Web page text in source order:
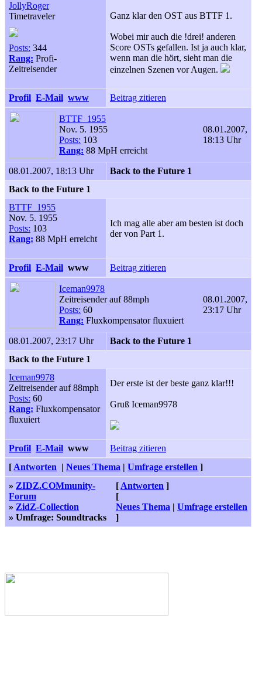
JollyRoger
Timetraveler
Posts: 344
Rang: Profi-
Zeitreisender
Ganz klar den OST aus BTTF 1.
Wobei mir auch die !drei! anderen
Score OSTs gefallen. Ist ja auch klar,
wenn man die hört, sieht man die
einzelnen Szenen vor Augen.
Profil E-Mail www Beitrag zitieren
BTTF_1955
Nov. 5. 1955
Posts: 103
Rang: 88 MpH erreicht
08.01.2007,
18:13 Uhr
08.01.2007, 18:13 Uhr
Back to the Future 1
Back to the Future 1
BTTF_1955
Nov. 5. 1955
Posts: 103
Rang: 88 MpH erreicht
Ich mag alle aber am besten ist doch
der von Part 1.
Profil E-Mail www Beitrag zitieren
Iceman9978
Zeitreisender auf 88mph
Posts: 60
Rang: Fluxkompensator fluxuiert
08.01.2007,
23:17 Uhr
08.01.2007, 23:17 Uhr
Back to the Future 1
Back to the Future 1
Iceman9978
Zeitreisender auf 88mph
Posts: 60
Rang: Fluxkompensator
fluxuiert
Der erste ist der beste ganz klar!!!
Gruß Iceman9978
Profil E-Mail www
Beitrag zitieren
[ Antworten | Neues Thema | Umfrage erstellen ]
» ZIDZ.COMmunity-
Forum
» ZidZ-Collection
» Umfrage: Soundtracks
[ Antworten ]
[
Neues Thema | Umfrage erstellen
]